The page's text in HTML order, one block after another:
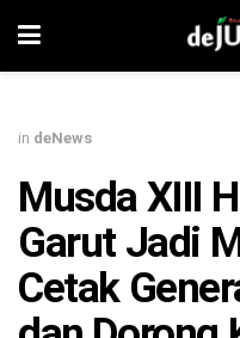
in deNews
Musda XIII
Garut Jadi
Cetak